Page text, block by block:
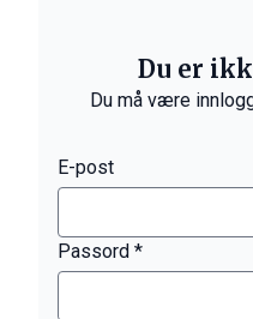
Du er
Du må være
E-post
Passord *